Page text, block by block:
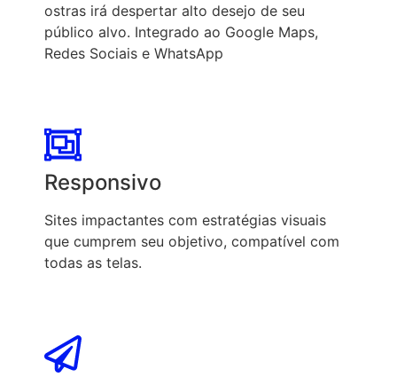
ostras irá despertar alto desejo de seu
público alvo. Integrado ao Google Maps,
Redes Sociais e WhatsApp
Responsivo
Sites impactantes com estratégias visuais
que cumprem seu objetivo, compatível com
todas as telas.